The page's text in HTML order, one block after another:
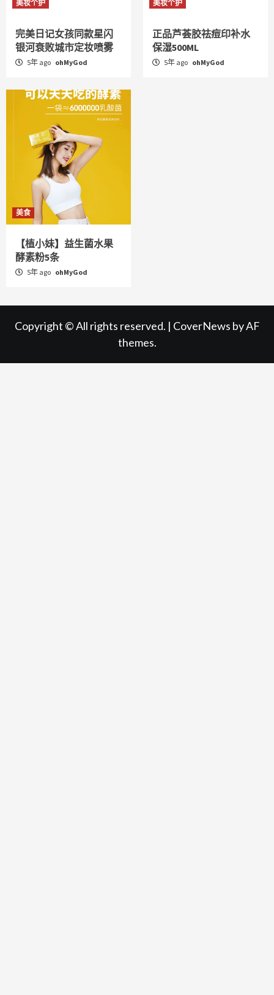
美妆个护
完美日记女孩同款星闪
银河衰败城市定妆喷雾
5年 ago ohMyGod
美妆个护
正品芦荟胶祛痘印补水
保湿500ML
5年 ago ohMyGod
美食
【植小妹】益生菌水果
酵素粉5条
5年 ago ohMyGod
Copyright © All rights reserved. | CoverNews by AF
themes.